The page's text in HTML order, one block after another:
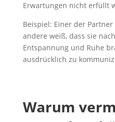
Erwartungen nicht erfüllt
Beispiel: Einer der
andere weiß, dass sie
Entspannung und Ruhe
ausdrücklich zu
Warum